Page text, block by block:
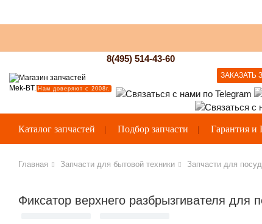
Нам доверяют с 2008г.
8(495) 514-43-60
ЗАКАЗАТЬ
Каталог запчастей Подбор запчасти Гарантия и
Главная Запчасти для бытовой техники Запчасти для
Фиксатор верхнего разбрызгивателя